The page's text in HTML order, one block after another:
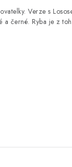
Verze s
a černé. Ryba je z